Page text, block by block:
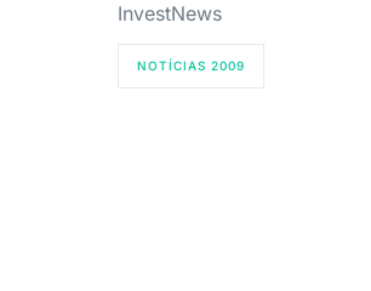
InvestNews
NOTÍCIAS 2009